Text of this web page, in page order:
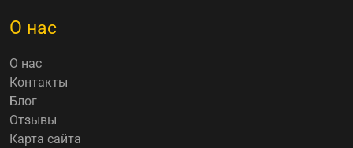
О нас
О нас
Контакты
Блог
Отзывы
Карта сайта